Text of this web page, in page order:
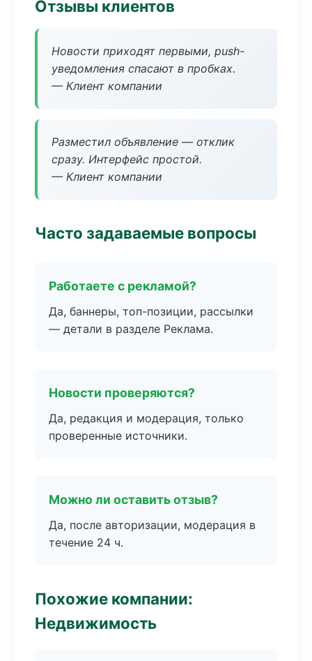
Отзывы клиентов
Новости приходят первыми, push-
уведомления спасают в пробках.
— Клиент компании
Разместил объявление — отклик
сразу. Интерфейс простой.
— Клиент компании
Часто задаваемые вопросы
Работаете с рекламой?
Да, баннеры, топ-позиции, рассылки
— детали в разделе Реклама.
Новости проверяются?
Да, редакция и модерация, только
проверенные источники.
Можно ли оставить отзыв?
Да, после авторизации, модерация в
течение 24 ч.
Похожие компании:
Недвижимость